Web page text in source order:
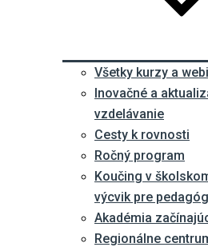
Všetky kurzy a
Inovačné a
vzdelávanie
Cesty k rovnosti
Ročný program
Koučing v
výcvik pre
Akadémia
Regionálne